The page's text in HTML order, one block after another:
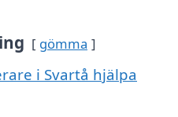
gömma
i Svartå hjälpa